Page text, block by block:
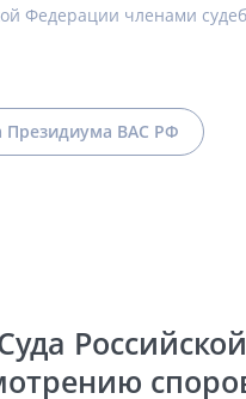
Федерации членами
ВАС РФ
Российской